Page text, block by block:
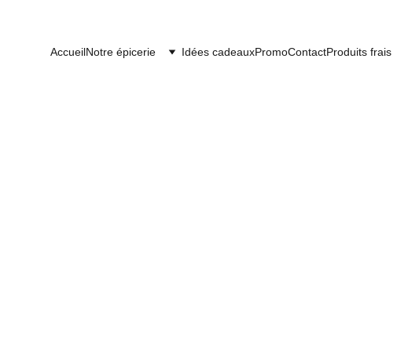
AccueilNotre épicerie Idées cadeauxPromoContactProduits frais